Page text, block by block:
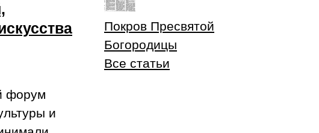
форум
и
Покров Пресвятой
Богородицы
Все статьи